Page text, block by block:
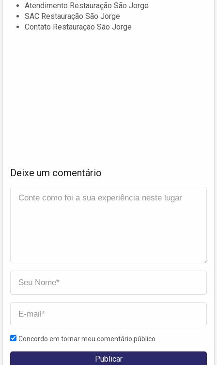
Atendimento Restauração São Jorge
SAC Restauração São Jorge
Contato Restauração São Jorge
Deixe um comentário
Concordo em tornar meu comentário público